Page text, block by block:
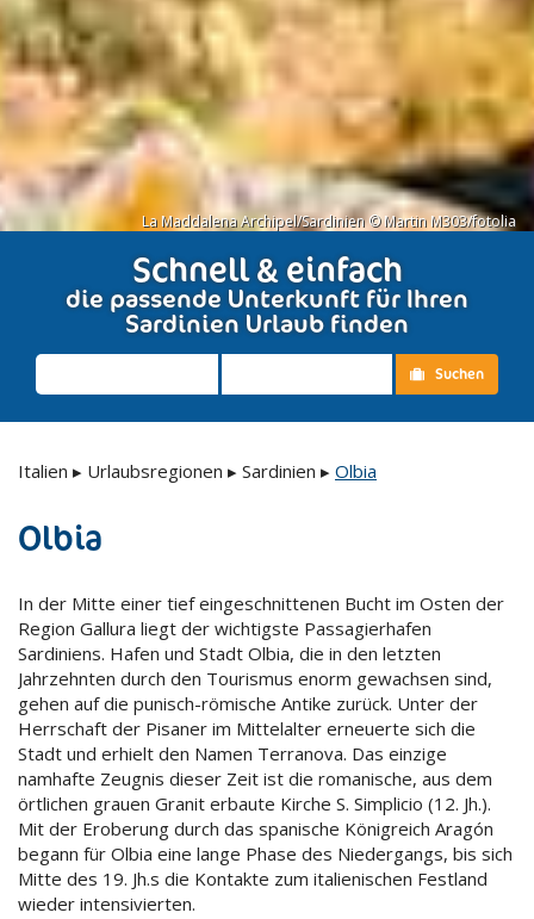
La Maddalena Archipel/Sardinien © Martin M303/fotolia
Schnell & einfach
die passende Unterkunft für Ihren
Sardinien Urlaub finden
Suchen
Italien ▸ Urlaubsregionen ▸ Sardinien ▸ Olbia
Olbia
In der Mitte einer tief eingeschnittenen Bucht im Osten der
Region Gallura liegt der wichtigste Passagierhafen
Sardiniens. Hafen und Stadt Olbia, die in den letzten
Jahrzehnten durch den Tourismus enorm gewachsen sind,
gehen auf die punisch-römische Antike zurück. Unter der
Herrschaft der Pisaner im Mittelalter erneuerte sich die
Stadt und erhielt den Namen Terranova. Das einzige
namhafte Zeugnis dieser Zeit ist die romanische, aus dem
örtlichen grauen Granit erbaute Kirche S. Simplicio (12. Jh.).
Mit der Eroberung durch das spanische Königreich Aragón
begann für Olbia eine lange Phase des Niedergangs, bis sich
Mitte des 19. Jh.s die Kontakte zum italienischen Festland
wieder intensivierten.